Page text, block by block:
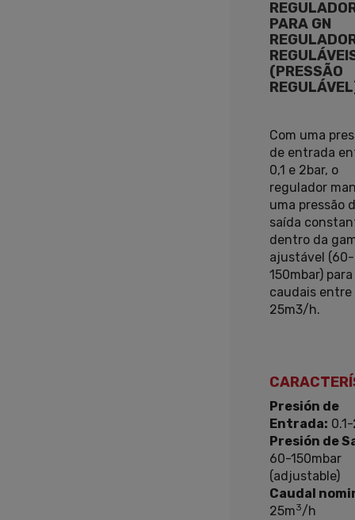
PARA GN
(PRESSÃO
Com uma
de entrada
0,1 e 2bar, o
regulador
uma pressão
saída
dentro da
ajustável (60-
150mbar) para
caudais entre
25m3/h.
Presión de
Entrada:
Presión de
60-150mbar
(adjustable)
Caudal
25m3/h